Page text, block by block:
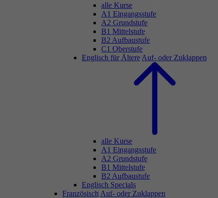
alle Kurse
A1 Eingangsstufe
A2 Grundstufe
B1 Mittelstufe
B2 Aufbaustufe
C1 Oberstufe
Englisch für Ältere Auf- oder Zuklappen
alle Kurse
A1 Eingangsstufe
A2 Grundstufe
B1 Mittelstufe
B2 Aufbaustufe
Englisch Specials
Französisch Auf- oder Zuklappen